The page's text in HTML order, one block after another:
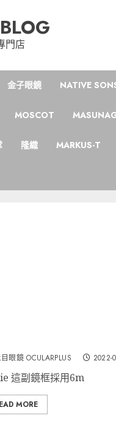
門店
金子眼鏡 NATIVE
MOSCOT
隆織 MARKUS-T
眼鏡 OCULARPLUS 2022-
這副鏡框採用6m
MORE